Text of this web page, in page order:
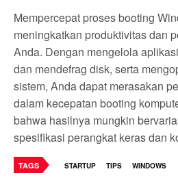
Mempercepat proses booting
meningkatkan produktivitas dan
Anda. Dengan mengelola
dan mendefrag disk, serta
sistem, Anda dapat merasakan
dalam kecepatan booting
bahwa hasilnya mungkin
spesifikasi perangkat keras dan
TAGS STARTUP TIPS WINDOWS